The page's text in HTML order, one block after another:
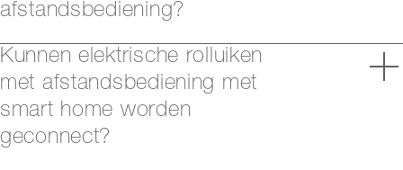
afstandsbediening?
Kunnen elektrische rolluiken
met afstandsbediening met
smart home worden
geconnect?